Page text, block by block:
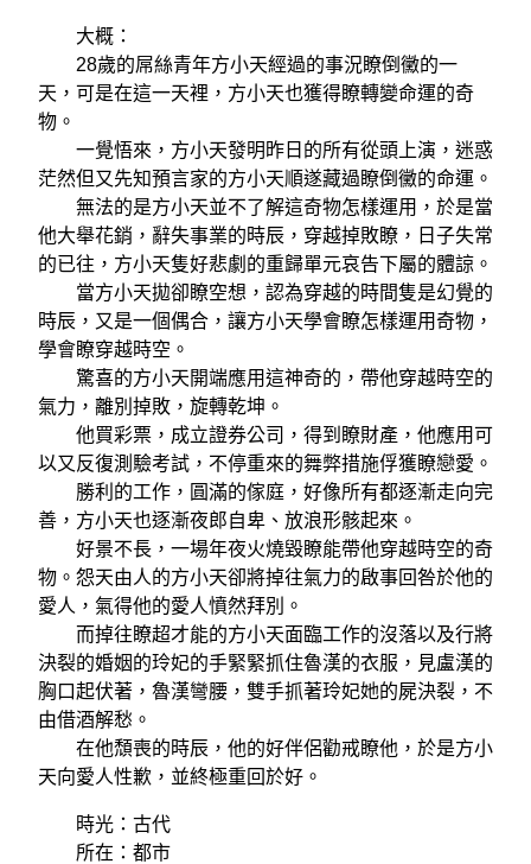
大概：
28歲的屌絲青年方小天經過的事況瞭倒黴的一
天，可是在這一天裡，方小天也獲得瞭轉變命運的奇
物。
一覺悟來，方小天發明昨日的所有從頭上演，迷惑
茫然但又先知預言家的方小天順遂藏過瞭倒黴的命運。
無法的是方小天並不了解這奇物怎樣運用，於是當
他大舉花銷，辭失事業的時辰，穿越掉敗瞭，日子失常
的已往，方小天隻好悲劇的重歸單元哀告下屬的體諒。
當方小天拋卻瞭空想，認為穿越的時間隻是幻覺的
時辰，又是一個偶合，讓方小天學會瞭怎樣運用奇物，
學會瞭穿越時空。
驚喜的方小天開端應用這神奇的，帶他穿越時空的
氣力，離別掉敗，旋轉乾坤。
他買彩票，成立證券公司，得到瞭財產，他應用可
以又反復測驗考試，不停重來的舞弊措施俘獲瞭戀愛。
勝利的工作，圓滿的傢庭，好像所有都逐漸走向完
善，方小天也逐漸夜郎自卑、放浪形骸起來。
好景不長，一場年夜火燒毀瞭能帶他穿越時空的奇
物。怨天由人的方小天卻將掉往氣力的啟事回咎於他的
愛人，氣得他的愛人憤然拜別。
而掉往瞭超才能的方小天面臨工作的沒落以及行將
決裂的婚姻的玲妃的手緊緊抓住魯漢的衣服，見盧漢的
胸口起伏著，魯漢彎腰，雙手抓著玲妃她的屍決裂，不
由借酒解愁。
在他頹喪的時辰，他的好伴侶勸戒瞭他，於是方小
天向愛人性歉，並終極重回於好。
時光：古代
所在：都市